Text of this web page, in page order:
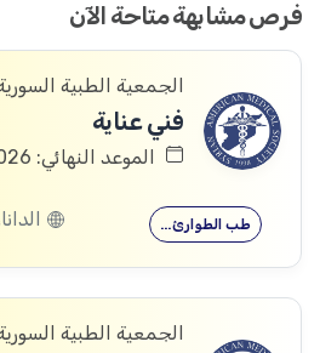
فرص مشابهة متاحة الآن
الجمعية الطبية
فني عناية
الموعد النهائي: 07/08/2026
طب الطوارئ…
الجمعية الطبية